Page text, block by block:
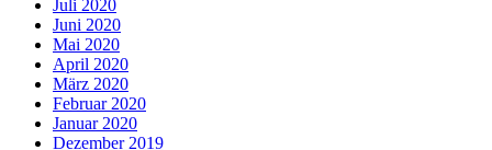
Juli 2020
Juni 2020
Mai 2020
April 2020
März 2020
Februar 2020
Januar 2020
Dezember 2019